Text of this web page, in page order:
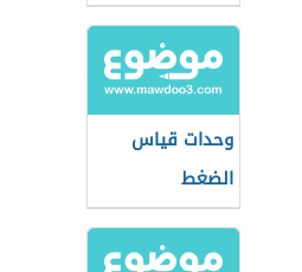
وحدات قياس
الضغط